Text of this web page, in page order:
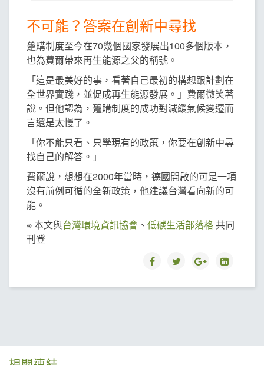
不可能？答案在創新中尋找
躉購制度至今在70幾個國家發展出100多個版本，
也為費爾帶來再生能源之父的稱號。
「這是最美好的事，看著自己最初的構想跟計劃在
全世界實踐，並促成再生能源發展。」費爾微笑著
說。但他認為，躉購制度的成功對減緩氣候變遷而
言還是太慢了。
「你不能只看、只學現有的政策，你要在創新中尋
找自己的解答。」
費爾說，想想在2000年當時，德國開啟的可是一項
沒有前例可循的全新政策，他建議台灣看向新的可
能。
※ 本文與台灣環境資訊協會 、 低碳生活部落格共同
刊登